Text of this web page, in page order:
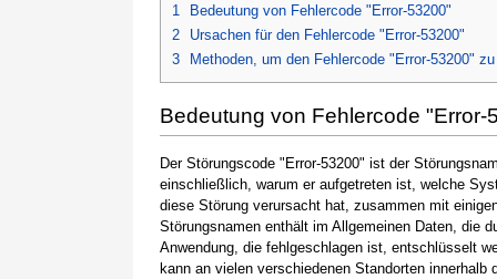
1
Bedeutung von Fehlercode "Error-53200"
2
Ursachen für den Fehlercode "Error-53200"
3
Methoden, um den Fehlercode "Error-53200"
Bedeutung von Fehlercode "Error-
Der Störungscode "Error-53200" ist der
einschließlich, warum er aufgetreten ist, welche
diese Störung verursacht hat, zusammen mit
Störungsnamen enthält im Allgemeinen Daten, die
Anwendung, die fehlgeschlagen ist, entschlüsselt
kann an vielen verschiedenen Standorten